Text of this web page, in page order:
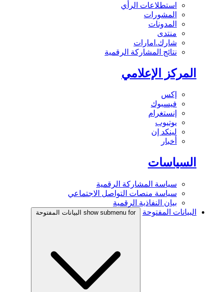
استطلاعات الرأي
المشورات
المدونات
منتدى
شارك.امارات
نتائج المشاركة الرقمية
المركز الإعلامي
إكس
فيسبوك
إنستغرام
يوتيوب
لينكد إن
أخبار
السياسات
سياسة المشاركة الرقمية
سياسة منصات التواصل الاجتماعي
بيان النفاذية الرقمية
البيانات المفتوحة
show submenu for البيانات المفتوحة